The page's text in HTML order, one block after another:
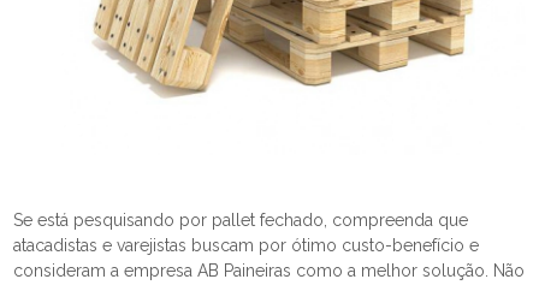
Se está pesquisando por pallet fechado, compreenda que
atacadistas e varejistas buscam por ótimo custo-benefício e
consideram a empresa AB Paineiras como a melhor solução. Não